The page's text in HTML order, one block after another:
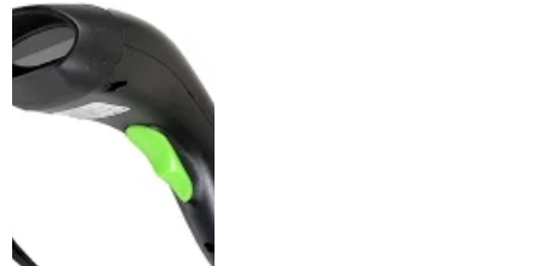
Физические параметры
Арктика
Mercury Equipment